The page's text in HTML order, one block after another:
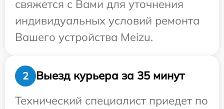
свяжется с Вами для уточнения
индивидуальных условий ремонта
Вашего устройства Meizu.
2
Выезд курьера за 35 минут
Технический специалист приедет по